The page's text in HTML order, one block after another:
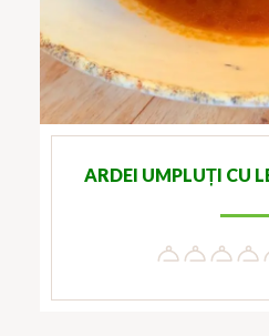
ARDEI UMPLUȚI CU